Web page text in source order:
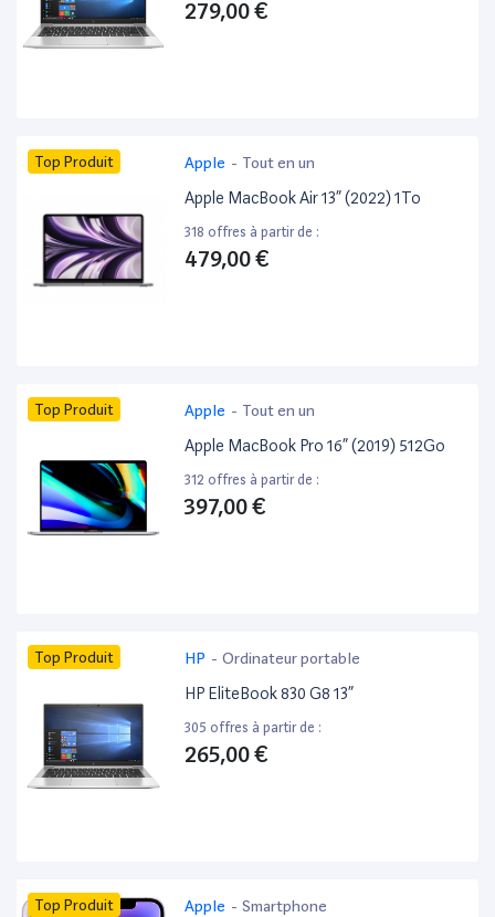
279,00 €
Top Produit Apple - Tout en un
Apple MacBook Air 13” (2022) 1To
318 offres à partir de :
479,00 €
Top Produit Apple - Tout en un
Apple MacBook Pro 16” (2019) 512Go
312 offres à partir de :
397,00 €
Top Produit HP - Ordinateur portable
HP EliteBook 830 G8 13”
305 offres à partir de :
265,00 €
Top Produit Apple - Smartphone